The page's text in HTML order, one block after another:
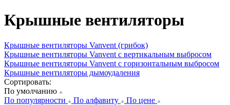
Крышные вентиляторы
Крышные вентиляторы Vanvent (грибок)
Крышные вентиляторы Vanvent с вертикальным выбросом
Крышные вентиляторы Vanvent с горизонтальным выбросом
Крышные вентиляторы дымоудаления
Сортировать:
По умолчанию
По популярности
По алфавиту По цене